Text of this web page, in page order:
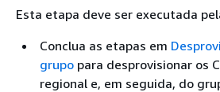
Esta etapa deve ser executada
Conclua as etapas em
grupo para desprovisionar os
regional e, em seguida, do